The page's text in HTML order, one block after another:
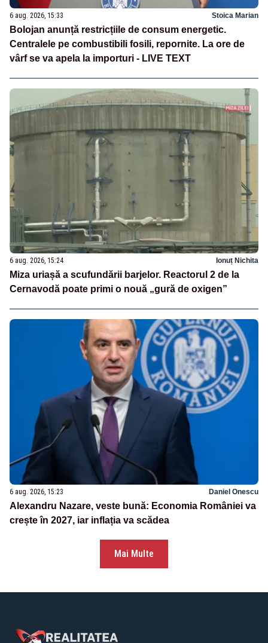
6 aug. 2026, 15:33 Stoica Marian
Bolojan anunță restricțiile de consum energetic.
Centralele pe combustibili fosili, repornite. La ore de
vârf se va apela la importuri - LIVE TEXT
6 aug. 2026, 15:24 Ionuț Nichita
Miza uriașă a scufundării barjelor. Reactorul 2 de la
Cernavodă poate primi o nouă „gură de oxigen”
6 aug. 2026, 15:23 Daniel Onescu
Alexandru Nazare, veste bună: Economia României va
crește în 2027, iar inflația va scădea
Mai Multe